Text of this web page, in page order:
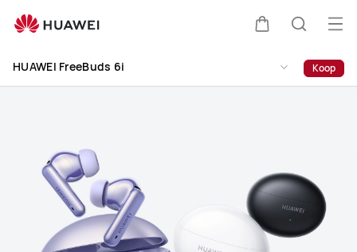
FreeBuds
HUAWEI FreeBuds 6i Koop